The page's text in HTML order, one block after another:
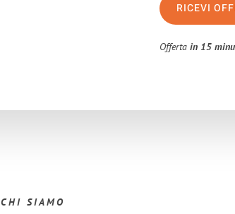
RICEVI
Offertain 15
CHI SIAMO